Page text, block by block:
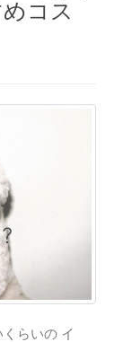
コス
らいの イ